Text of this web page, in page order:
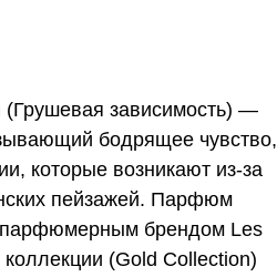
(Грушевая зависимость) —
бодрящее чувство,
которые возникают из-за
пейзажей. Парфюм
брендом Les
(Gold Collection)